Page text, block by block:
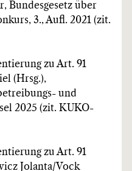
Bundesgesetz über
3., Aufl. 2021 (zit.
zu Art. 91
(Hrsg.),
und
2025 (zit. KUKO-
zu Art. 91
Jolanta/Vock